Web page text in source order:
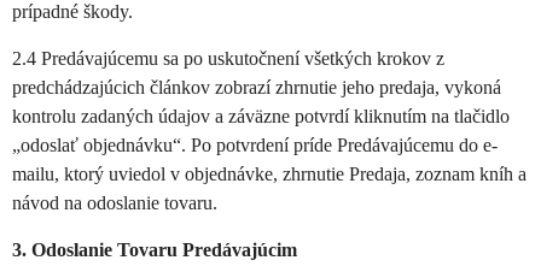
prípadné škody.
2.4 Predávajúcemu sa po uskutočnení všetkých krokov z
predchádzajúcich článkov zobrazí zhrnutie jeho predaja, vykoná
kontrolu zadaných údajov a záväzne potvrdí kliknutím na tlačidlo
„odoslať objednávku“. Po potvrdení príde Predávajúcemu do e-
mailu, ktorý uviedol v objednávke, zhrnutie Predaja, zoznam kníh a
návod na odoslanie tovaru.
3. Odoslanie Tovaru Predávajúcim